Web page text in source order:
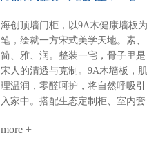
间 × 开放式书房圆弧转角，悬浮轻
盈，一个转身，阅读、观影、换衣
全搞定。沙发背景+蜂窝大板：安
的高级感平整墙面+顶部大气大板
少即是多，静即是奢。一套海创，
搞定全屋。环保、省心、高颜值、
高利用。小户型，也能住出大写的
到真正懂整装的海创。
材守护成长麻将室 主卧：深色墙
配灯带，主卧木饰面+隐形门，动
分明关键词：沉稳、统一、仪式感
【风格B：奢石层次·极简艺术】客
餐厅：奢石背景墙+墙柜组合，9A
木墙板打底，生态柜嵌入侧边，视
整铺、无床头设计、同色不同质，
海创顶墙门柜，以9A木健康墙板为
笔，绘就一方宋式美学天地。素、
简、雅、润。整装一宅，骨子里是
宋人的清透与克制。9A木墙板，肌
理温润，零醛呵护，将自然呼吸引
入家中。搭配生态定制柜、室内套
天成。玄关：一折画屏，微光迎
more +